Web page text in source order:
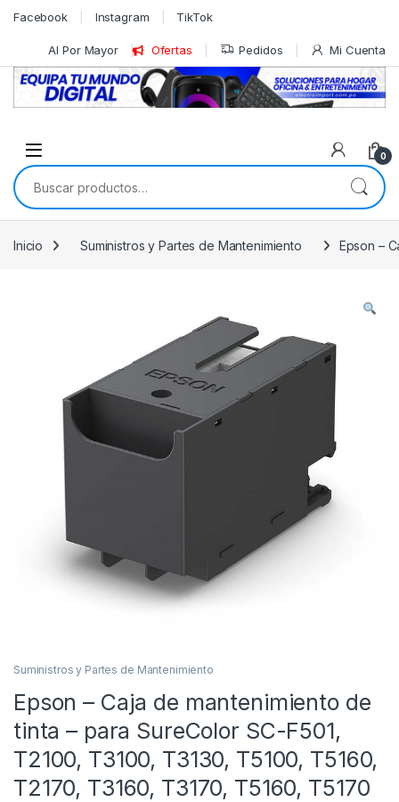
Skip to navigation
Skip to content
Facebook Instagram TikTok
Al Por Mayor Ofertas Pedidos Mi Cuenta
0
Buscar por:
Inicio Suministros y Partes de Mantenimiento Epson –
Suministros y Partes de Mantenimiento
Epson – Caja de mantenimiento de
tinta – para SureColor SC-F501,
T2100, T3100, T3130, T5100, T5160,
T2170, T3160, T3170, T5160, T5170